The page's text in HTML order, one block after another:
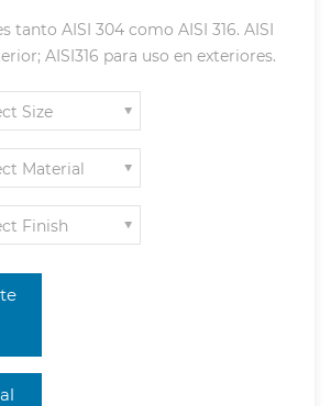
tanto AISI 304 como AISI 316. AISI
AISI316 para uso en exteriores.